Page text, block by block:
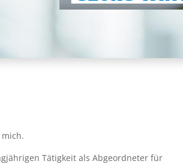
Tätigkeit als Abgeordneter für